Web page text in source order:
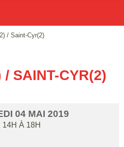
/ Saint-Cyr(2)
/ SAINT-CYR(2)
04 MAI 2019
14H À 18H